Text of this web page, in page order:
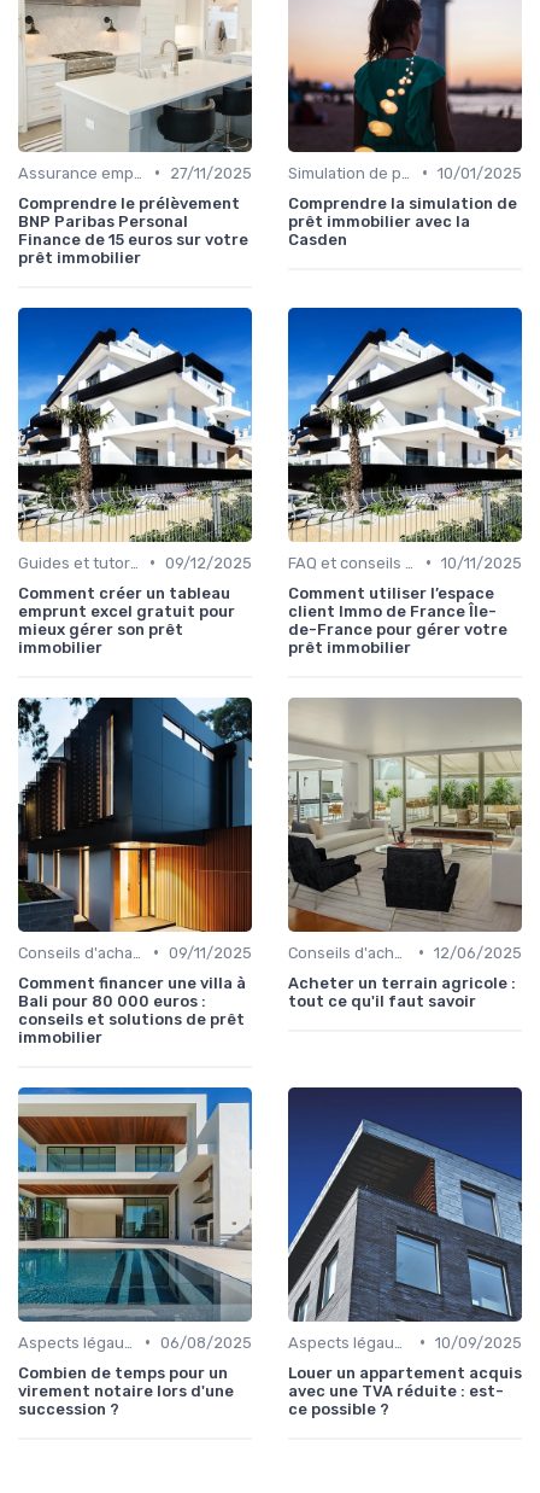
•
27/11/2025
Comprendre le prélèvement
BNP Paribas Personal
Finance de 15 euros sur votre
prêt immobilier
• 10/01/2025
Comprendre la simulation de
prêt immobilier avec la
Casden
• 09/12/2025
Comment créer un tableau
emprunt excel gratuit pour
mieux gérer son prêt
immobilier
• 10/11/2025
Comment utiliser l’espace
client Immo de France Île-
de-France pour gérer votre
prêt immobilier
• 09/11/2025
Comment financer une villa à
Bali pour 80 000 euros :
conseils et solutions de prêt
immobilier
• 12/06/2025
Acheter un terrain agricole :
tout ce qu'il faut savoir
• 06/08/2025
Combien de temps pour un
virement notaire lors d'une
succession ?
• 10/09/2025
Louer un appartement acquis
avec une TVA réduite : est-
ce possible ?